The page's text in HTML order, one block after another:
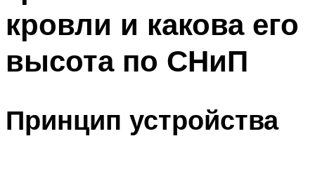
кровли и какова его
высота по СНиП
Принцип устройства